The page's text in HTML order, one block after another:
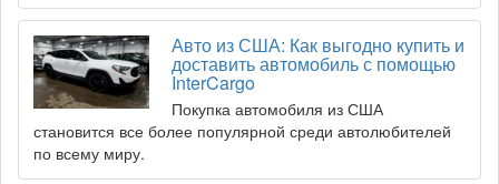
Авто из США: Как выгодно купить и
доставить автомобиль с помощью
InterCargo
Покупка автомобиля из США
становится все более популярной среди автолюбителей
по всему миру.